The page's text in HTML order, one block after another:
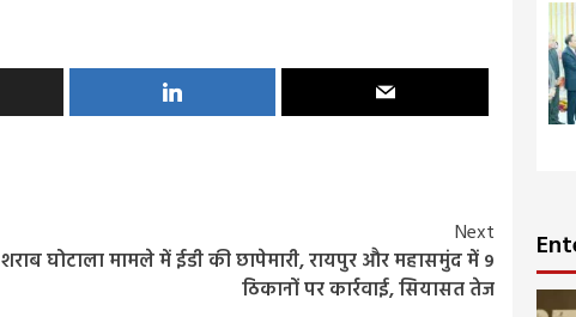
Next
शराब घोटाला मामले में ईडी की छापेमारी, रायपुर और महासमुंद में 9
ठिकानों पर कार्रवाई, सियासत तेज